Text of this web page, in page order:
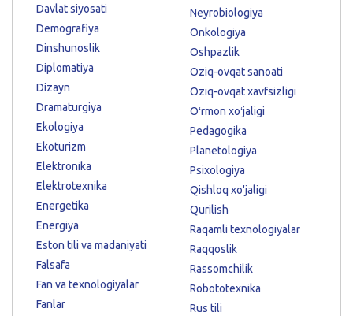
Davlat siyosati
Demografiya
Dinshunoslik
Diplomatiya
Dizayn
Dramaturgiya
Ekologiya
Ekoturizm
Elektronika
Elektrotexnika
Energetika
Energiya
Eston tili va madaniyati
Falsafa
Fan va texnologiyalar
Fanlar
Neyrobiologiya
Onkologiya
Oshpazlik
Oziq-ovqat sanoati
Oziq-ovqat xavfsizligi
Oʻrmon xoʻjaligi
Pedagogika
Planetologiya
Psixologiya
Qishloq xo'jaligi
Qurilish
Raqamli texnologiyalar
Raqqoslik
Rassomchilik
Robototexnika
Rus tili